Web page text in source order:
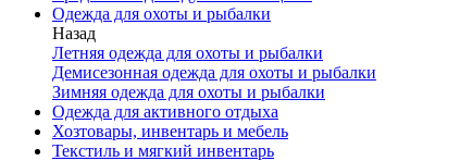
Одежда для охоты и рыбалки
Назад
Летняя одежда для охоты и рыбалки
Демисезонная одежда для охоты и рыбалки
Зимняя одежда для охоты и рыбалки
Одежда для активного отдыха
Хозтовары, инвентарь и мебель
Текстиль и мягкий инвентарь